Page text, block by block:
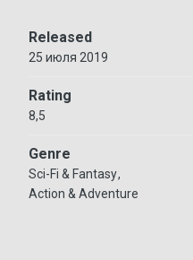
Released
25 июля 2019
Rating
8,5
Genre
Sci-Fi & Fantasy
Action & Adventure